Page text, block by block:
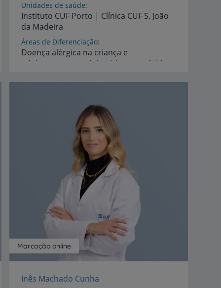
Unidades de saúde
Instituto CUF Porto | Clínica CUF S. João
da Madeira
Áreas de Diferenciação
Doença alérgica na criança e
adolescente,
adulto, idoso
grávida,
Marcação online
Inês Machado Cunha